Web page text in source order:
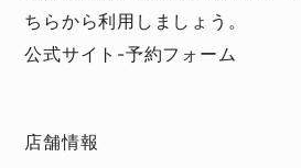
ちらから利用しましょう。
公式サイト-予約フォーム
店舗情報